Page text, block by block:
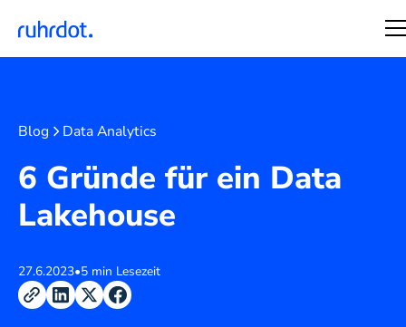
Blog Data Analytics
6 Gründe für ein Data
Lakehouse
27.6.2023•5 min Lesezeit